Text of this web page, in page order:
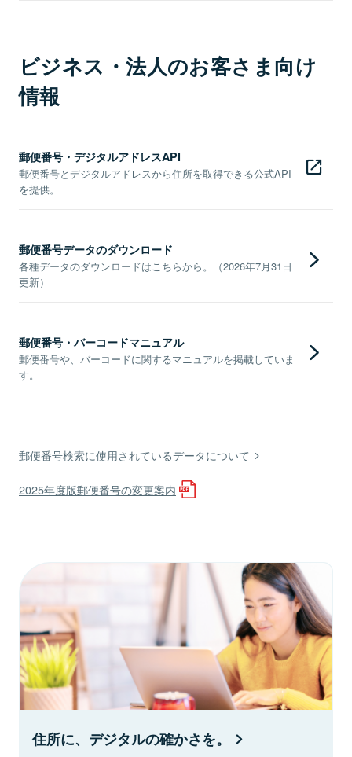
ビジネス・法人のお客さま向け
情報
郵便番号・デジタルアドレスAPI
郵便番号とデジタルアドレスから住所を取得できる公式API
を提供。
郵便番号データのダウンロード
各種データのダウンロードはこちらから。（2026年7月31日
更新）
郵便番号・バーコードマニュアル
郵便番号や、バーコードに関するマニュアルを掲載していま
す。
郵便番号検索に使用されているデータについて
2025年度版郵便番号の変更案内
住所に、デジタルの確かさを。